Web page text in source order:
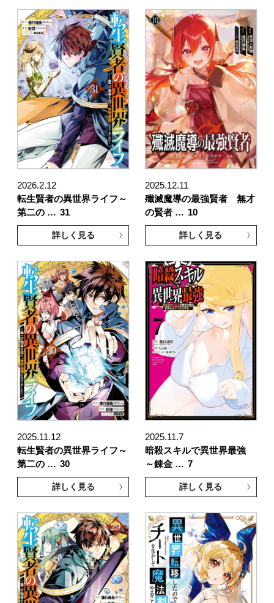
2026.2.12
転生賢者の異世界ライフ～
第二の … 31
詳しく見る
2025.12.11
殲滅魔導の最強賢者 無才
の賢者 … 10
詳しく見る
2025.11.12
転生賢者の異世界ライフ～
第二の … 30
詳しく見る
2025.11.7
暗殺スキルで異世界最強
～錬金 … 7
詳しく見る